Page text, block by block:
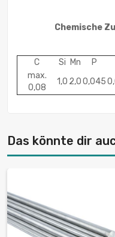
Chemische
C Si Mn P
max.
0,08
1,0 2,00,045
Das könnte dir